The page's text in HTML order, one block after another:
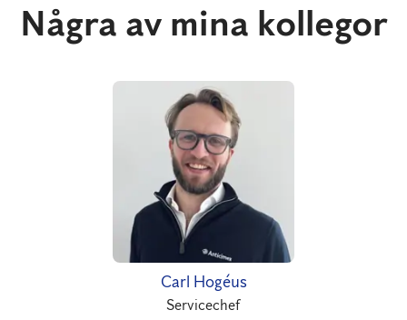
Några av mina kollegor
Carl Hogéus
Servicechef